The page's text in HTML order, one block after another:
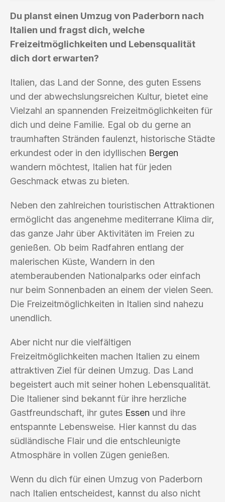
Du planst einen Umzug von Paderborn nach
Italien und fragst dich, welche
Freizeitmöglichkeiten und Lebensqualität
dich dort erwarten?
Italien, das Land der Sonne, des guten Essens
und der abwechslungsreichen Kultur, bietet eine
Vielzahl an spannenden Freizeitmöglichkeiten für
dich und deine Familie. Egal ob du gerne an
traumhaften Stränden faulenzt, historische Städte
erkundest oder in den idyllischen Bergen
wandern möchtest, Italien hat für jeden
Geschmack etwas zu bieten.
Neben den zahlreichen touristischen Attraktionen
ermöglicht das angenehme mediterrane Klima dir,
das ganze Jahr über Aktivitäten im Freien zu
genießen. Ob beim Radfahren entlang der
malerischen Küste, Wandern in den
atemberaubenden Nationalparks oder einfach
nur beim Sonnenbaden an einem der vielen Seen.
Die Freizeitmöglichkeiten in Italien sind nahezu
unendlich.
Aber nicht nur die vielfältigen
Freizeitmöglichkeiten machen Italien zu einem
attraktiven Ziel für deinen Umzug. Das Land
begeistert auch mit seiner hohen Lebensqualität.
Die Italiener sind bekannt für ihre herzliche
Gastfreundschaft, ihr gutes Essen und ihre
entspannte Lebensweise. Hier kannst du das
südländische Flair und die entschleunigte
Atmosphäre in vollen Zügen genießen.
Wenn du dich für einen Umzug von Paderborn
nach Italien entscheidest, kannst du also nicht